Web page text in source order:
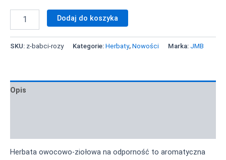
Dodaj do koszyka
SKU: z-babci-rozy Kategorie: Herbaty, Nowości Marka: JMB
Opis
Herbata owocowo-ziołowa na odporność to aromatyczna